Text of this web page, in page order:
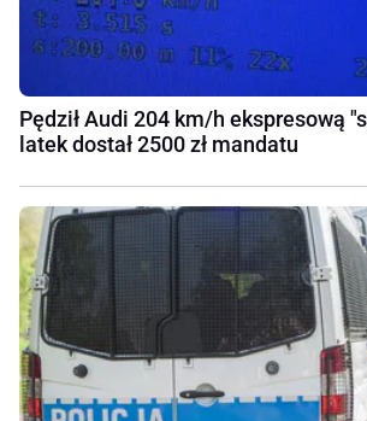
Pędził Audi 204 km/h ekspresową
latek dostał 2500 zł mandatu